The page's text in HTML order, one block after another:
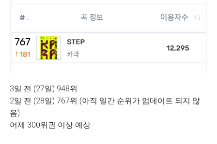
3일 전 (27일) 948위
2일 전 (28일) 767위 (아직 일간 순위가 업데이트 되지 않
음)
어제 300위권 이상 예상